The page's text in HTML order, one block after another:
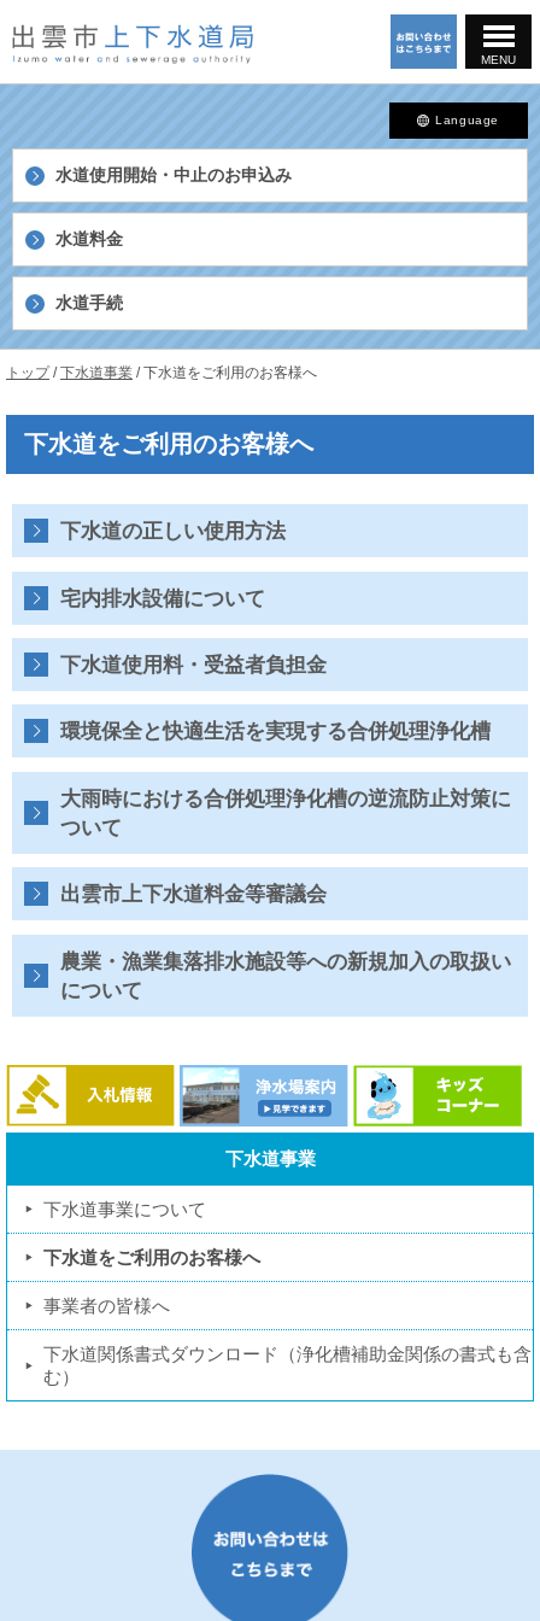
Language
水道使用開始・中止のお申込み
水道料金
水道手続
根
市
道
MENU
現
の
トップ/下水道事業 /下水道をご利用のお客様へ
下水道をご利用のお客様へ
下水道の正しい使用方法
宅内排水設備について
下水道使用料・受益者負担金
環境保全と快適生活を実現する合併処理浄化槽
大雨時における合併処理浄化槽の逆流防止対策に
ついて
出雲市上下水道料金等審議会
農業・漁業集落排水施設等への新規加入の取扱い
について
下水道事業
下水道事業について
下水道をご利用のお客様へ
事業者の皆様へ
下水道関係書式ダウンロード（浄化槽補助金関係の書式も含
む）